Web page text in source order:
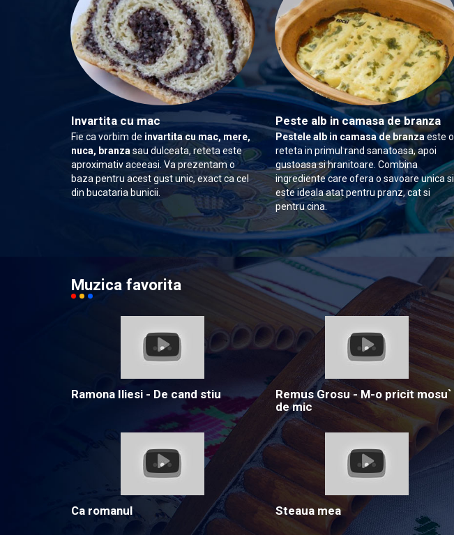
Invartita cu mac
Fie ca vorbim de invartita cu mac, mere,
nuca, branzasau dulceata, reteta este
aproximativ aceeasi. Va prezentam o
baza pentru acest gust unic, exact ca cel
din bucataria bunicii.
Peste alb in camasa de branza
Pestele alb in camasa de branza este o
reteta in primul rand sanatoasa, apoi
gustoasa si hranitoare. Combina
ingrediente care ofera o savoare unica si
este ideala atat pentru pranz, cat si
pentru cina.
Muzica favorita
Ramona Iliesi - De cand stiu
Remus Grosu - M-o pricit mosu`
de mic
Ca romanul Steaua mea